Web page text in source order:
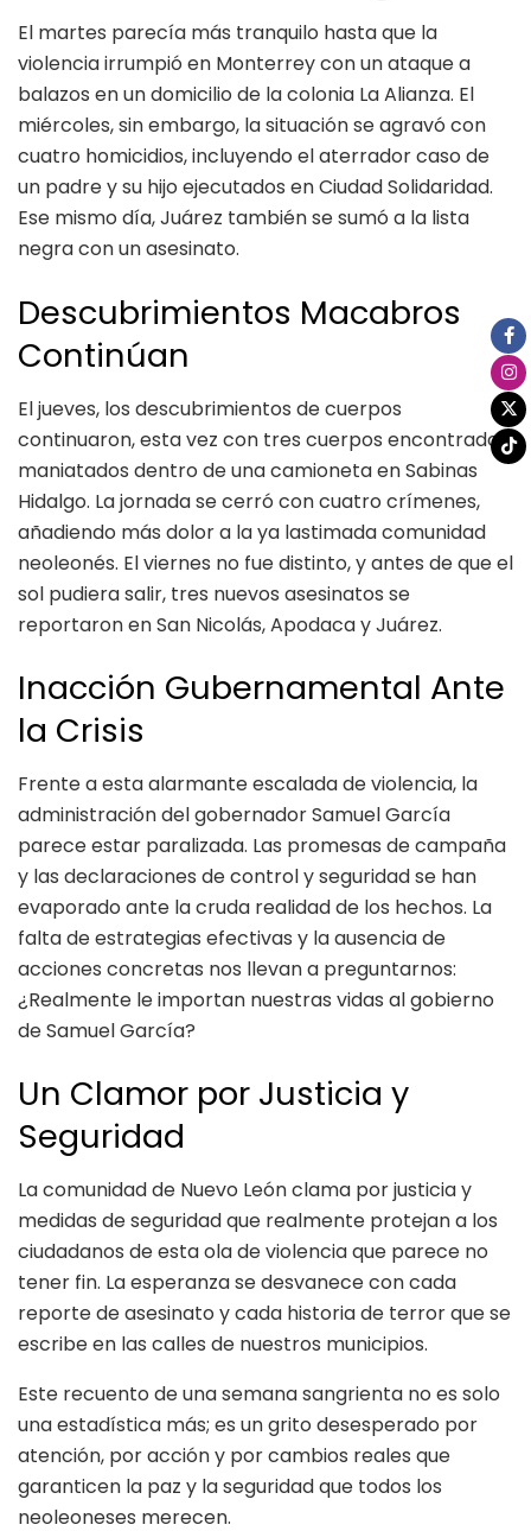
El martes parecía más tranquilo hasta que la
violencia irrumpió en Monterrey con un ataque a
balazos en un domicilio de la colonia La Alianza. El
miércoles, sin embargo, la situación se agravó con
cuatro homicidios, incluyendo el aterrador caso de
un padre y su hijo ejecutados en Ciudad Solidaridad.
Ese mismo día, Juárez también se sumó a la lista
negra con un asesinato.
Descubrimientos Macabros
Continúan
El jueves, los descubrimientos de cuerpos
continuaron, esta vez con tres cuerpos encontrados
maniatados dentro de una camioneta en Sabinas
Hidalgo. La jornada se cerró con cuatro crímenes,
añadiendo más dolor a la ya lastimada comunidad
neoleonés. El viernes no fue distinto, y antes de que el
sol pudiera salir, tres nuevos asesinatos se
reportaron en San Nicolás, Apodaca y Juárez.
Inacción Gubernamental Ante
la Crisis
Frente a esta alarmante escalada de violencia, la
administración del gobernador Samuel García
parece estar paralizada. Las promesas de campaña
y las declaraciones de control y seguridad se han
evaporado ante la cruda realidad de los hechos. La
falta de estrategias efectivas y la ausencia de
acciones concretas nos llevan a preguntarnos:
¿Realmente le importan nuestras vidas al gobierno
de Samuel García?
Un Clamor por Justicia y
Seguridad
La comunidad de Nuevo León clama por justicia y
medidas de seguridad que realmente protejan a los
ciudadanos de esta ola de violencia que parece no
tener fin. La esperanza se desvanece con cada
reporte de asesinato y cada historia de terror que se
escribe en las calles de nuestros municipios.
Este recuento de una semana sangrienta no es solo
una estadística más; es un grito desesperado por
atención, por acción y por cambios reales que
garanticen la paz y la seguridad que todos los
neoleoneses merecen.